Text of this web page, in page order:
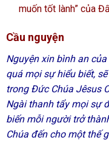
muốn tốt lành” của
Cầu nguyện
Nguyện xin bình an
quá mọi sự hiểu biết,
trong Đức Chúa Jêsus
Ngài thanh tẩy mọi sự
biến mỗi người trở
Chúa đến cho một thế